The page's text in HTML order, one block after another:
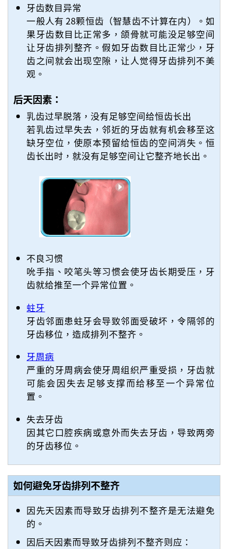
牙齿数目异常
一般人有 28颗恒齿（智慧齿不计算在内）。如
果牙齿数目比正常多，颌骨就可能没足够空间
让牙齿排列整齐。假如牙齿数目比正常少，牙
齿之间就会出现空隙，让人觉得牙齿排列不美
观。
后天因素：
乳齿过早脱落，没有足够空间给恒齿长出
若乳齿过早失去，邻近的牙齿就有机会移至这
缺牙空位，使原本预留给恒齿的空间消失。恒
齿长出时，就没有足够空间让它整齐地长出。
不良习惯
吮手指、咬笔头等习惯会使牙齿长期受压，牙
齿就给推至一个异常位置。
蛀牙
牙齿邻面患蛀牙会导致邻面受破坏，令隔邻的
牙齿移位，造成排列不整齐。
牙周病
严重的牙周病会使牙周组织严重受损，牙齿就
可能会因失去足够支撑而给移至一个异常位
置。
失去牙齿
因其它口腔疾病或意外而失去牙齿，导致两旁
的牙齿移位。
如何避免牙齿排列不整齐
因先天因素而导致牙齿排列不整齐是无法避免
的。
因后天因素而导致牙齿排列不整齐则应：